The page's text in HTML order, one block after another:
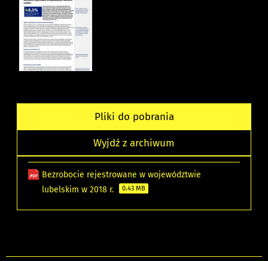
Pliki do pobrania
Wyjdź z archiwum
Bezrobocie rejestrowane w województwie
lubelskim w 2018 r.
0.43 MB